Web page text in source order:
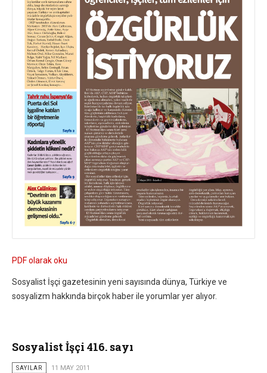
PDF olarak oku
Sosyalist İşçi gazetesinin yeni sayısında dünya, Türkiye ve
sosyalizm hakkında birçok haber ile yorumlar yer alıyor.
Sosyalist İşçi 416. sayı
SAYILAR 11 MAY 2011